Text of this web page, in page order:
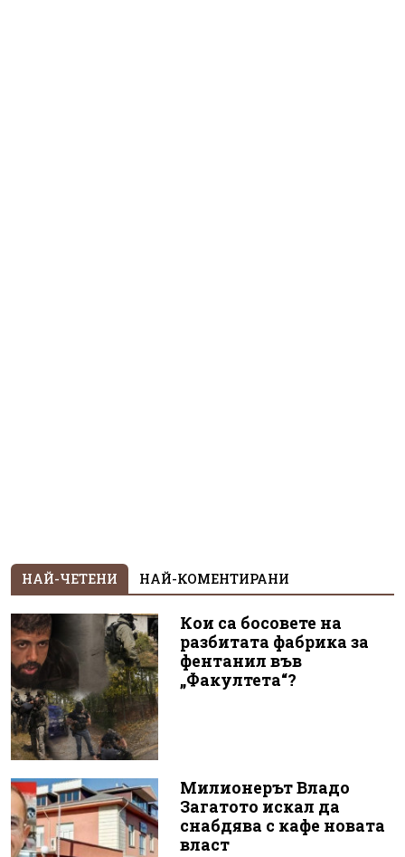
НАЙ-ЧЕТЕНИ НАЙ-КОМЕНТИРАНИ
Кои са босовете на
разбитата фабрика за
фентанил във
„Факултета“?
Милионерът Владо
Загатото искал да
снабдява с кафе новата
власт